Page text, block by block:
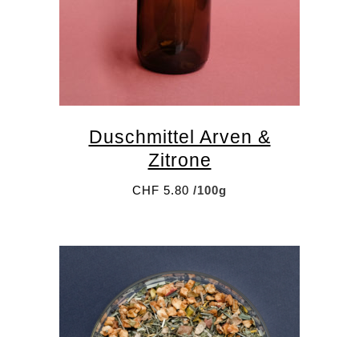
Duschmittel Arven &
Zitrone
CHF 5.80 /100g
ÖFFNUNGSZEITEN
Dienstag 8–13 Uhr
Donnerstag 15–19 Uhr
Samstag 9–15 Uhr
Newsletter anmelden